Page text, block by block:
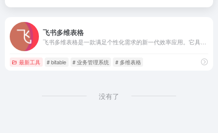
飞书多维表格
最新工具 # bitable # 业务管理系统 # 多维表格
没有了